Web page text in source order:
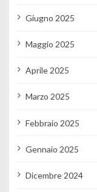
Giugno 2025
Maggio 2025
Aprile 2025
Marzo 2025
Febbraio 2025
Gennaio 2025
Dicembre 2024